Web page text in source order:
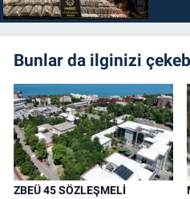
Bunlar da ilginizi
ZBEÜ 45 SÖZLEŞMELİ